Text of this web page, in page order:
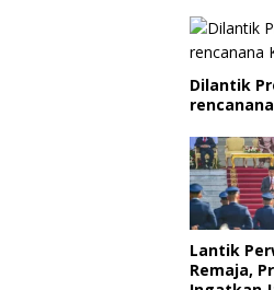
Dilantik
Lantik
Remaja,